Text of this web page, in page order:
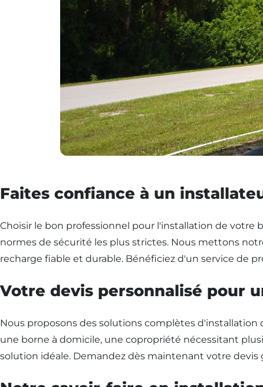
Faites confiance à un
Choisir le bon professionnel pour l'installation de votre
normes de sécurité les plus strictes. Nous mettons
recharge fiable et durable. Bénéficiez d'un service de
Votre devis personnalisé pour
Nous proposons des solutions complètes d'installation
une borne à domicile, une copropriété nécessitant
solution idéale. Demandez dès maintenant votre